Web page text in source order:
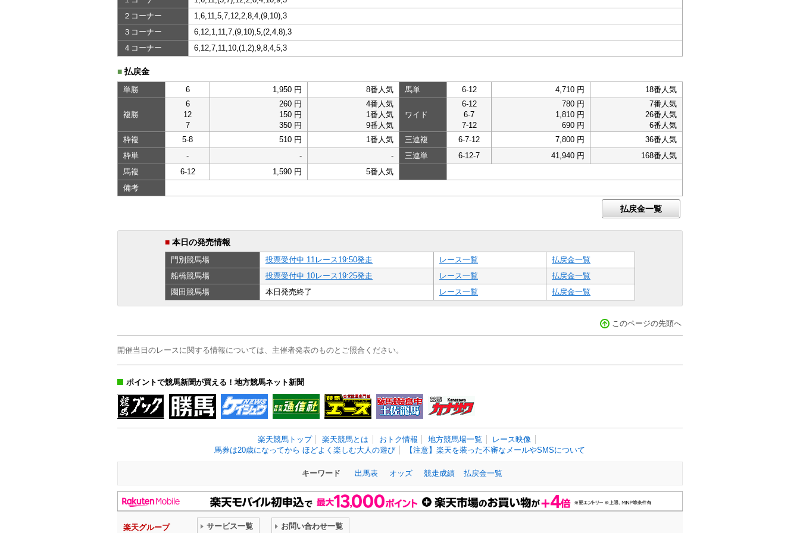
２コーナー
1,6,11,5,7,12,2,8,4,(9,10),3
３コーナー
6,12,1,11,7,(9,10),5,(2,4,8),3
４コーナー
6,12,7,11,10,(1,2),9,8,4,5,3
■ 払戻金
単勝 6 1,950 円 8番人気 馬単 6-12 4,710 円 18番人気
複勝
6
12
7
260 円
150 円
350 円
4番人気
1番人気
9番人気
ワイド
6-12
6-7
7-12
780 円
1,810 円
690 円
7番人気
26番人気
6番人気
枠複
5-8 510 円 1番人気 三連複 6-7-12 7,800 円
36番人気
枠単
- - - 三連単 6-12-7 41,940 円
168番人気
馬複
6-12 1,590 円
5番人気
備考
払戻金一覧
■ 本日の発売情報
門別競馬場 投票受付中 11レース19:50発走 レース一覧
払戻金一覧
船橋競馬場 投票受付中 10レース19:25発走 レース一覧
払戻金一覧
園田競馬場 本日発売終了 レース一覧 払戻金一覧
このページの先頭へ
開催当日のレースに関する情報については、主催者発表のものとご照合ください。
ポイントで競馬新聞が買える！地方競馬ネット新聞
楽天競馬トップ 楽天競馬とは おトク情報 地方競馬場一覧
レース映像
馬券は20歳になってから ほどよく楽しむ大人の遊び
【注意】楽天を装った不審なメールやSMSについて
キーワード 出馬表 オッズ 競走成績 払戻金一覧
楽天グループ サービス一覧 お問い合わせ一覧